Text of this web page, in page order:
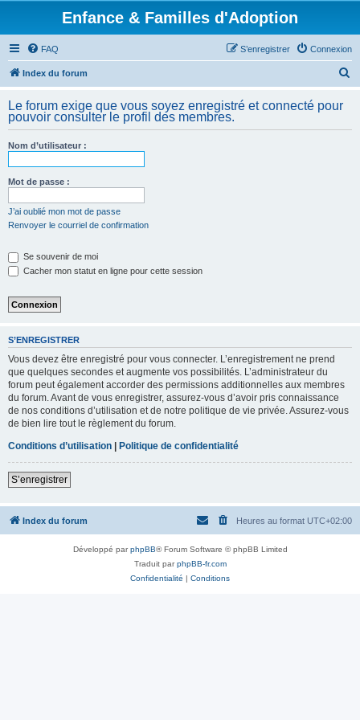
Enfance & Familles d'Adoption
FAQ Connexion
S’enregistrer
Index du forum
h
Le forum exige que vous soyez enregistré et connecté pour
pouvoir consulter le profil des membres.
Nom d’utilisateur :
Mot de passe :
J’ai oublié mon mot de passe
Renvoyer le courriel de confirmation
Se souvenir de moi
Cacher mon statut en ligne pour cette session
S’ENREGISTRER
Vous devez être enregistré pour vous connecter. L’enregistrement ne prend
que quelques secondes et augmente vos possibilités. L’administrateur du
forum peut également accorder des permissions additionnelles aux membres
du forum. Avant de vous enregistrer, assurez-vous d’avoir pris connaissance
de nos conditions d’utilisation et de notre politique de vie privée. Assurez-vous
de bien lire tout le règlement du forum.
Conditions d’utilisation | Politique de confidentialité
S’enregistrer
Index du forum Heures au format UTC+02:00
Développé parphpBB® Forum Software © phpBB Limited
Traduit parphpBB-fr.com
Confidentialité | Conditions